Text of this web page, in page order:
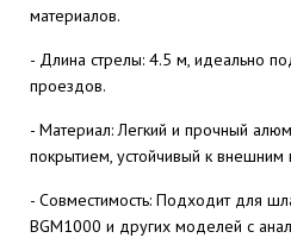
материалов.
- Длина стрелы: 4.5 м, идеально
проездов.
- Материал: Легкий и прочный
покрытием, устойчивый к внешним
- Совместимость: Подходит для
BGM1000 и других моделей с